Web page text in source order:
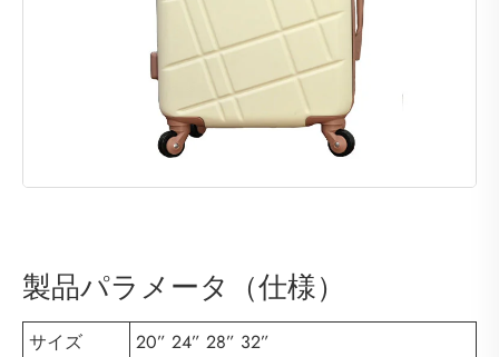
製品パラメータ（仕様）
サイズ
20” 24” 28” 32”